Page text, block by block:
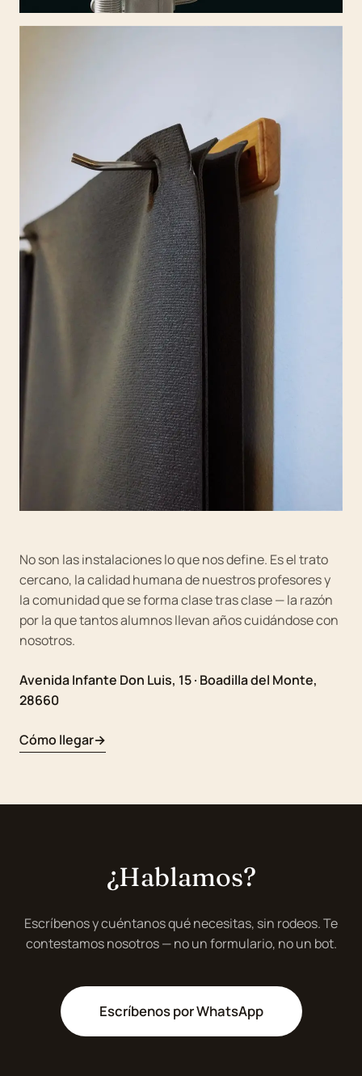
No son las instalaciones lo que nos define. Es el trato
cercano, la calidad humana de nuestros profesores y
la comunidad que se forma clase tras clase — la razón
por la que tantos alumnos llevan años cuidándose con
nosotros.
Avenida Infante Don Luis, 15 · Boadilla del Monte,
28660
Cómo llegar
¿Hablamos?
Escríbenos y cuéntanos qué necesitas, sin rodeos. Te
contestamos nosotros — no un formulario, no un bot.
Escríbenos por WhatsApp